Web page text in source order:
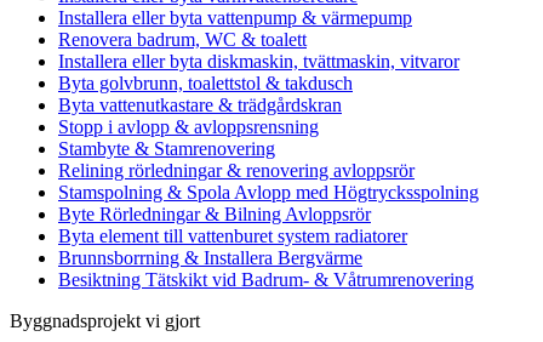
Installera eller byta vattenpump & värmepump
Renovera badrum, WC & toalett
Installera eller byta diskmaskin, tvättmaskin, vitvaror
Byta golvbrunn, toalettstol & takdusch
Byta vattenutkastare & trädgårdskran
Stopp i avlopp & avloppsrensning
Stambyte & Stamrenovering
Relining rörledningar & renovering avloppsrör
Stamspolning & Spola Avlopp med Högtrycksspolning
Byte Rörledningar & Bilning Avloppsrör
Byta element till vattenburet system radiatorer
Brunnsborrning & Installera Bergvärme
Besiktning Tätskikt vid Badrum- & Våtrumrenovering
Byggnadsprojekt vi gjort